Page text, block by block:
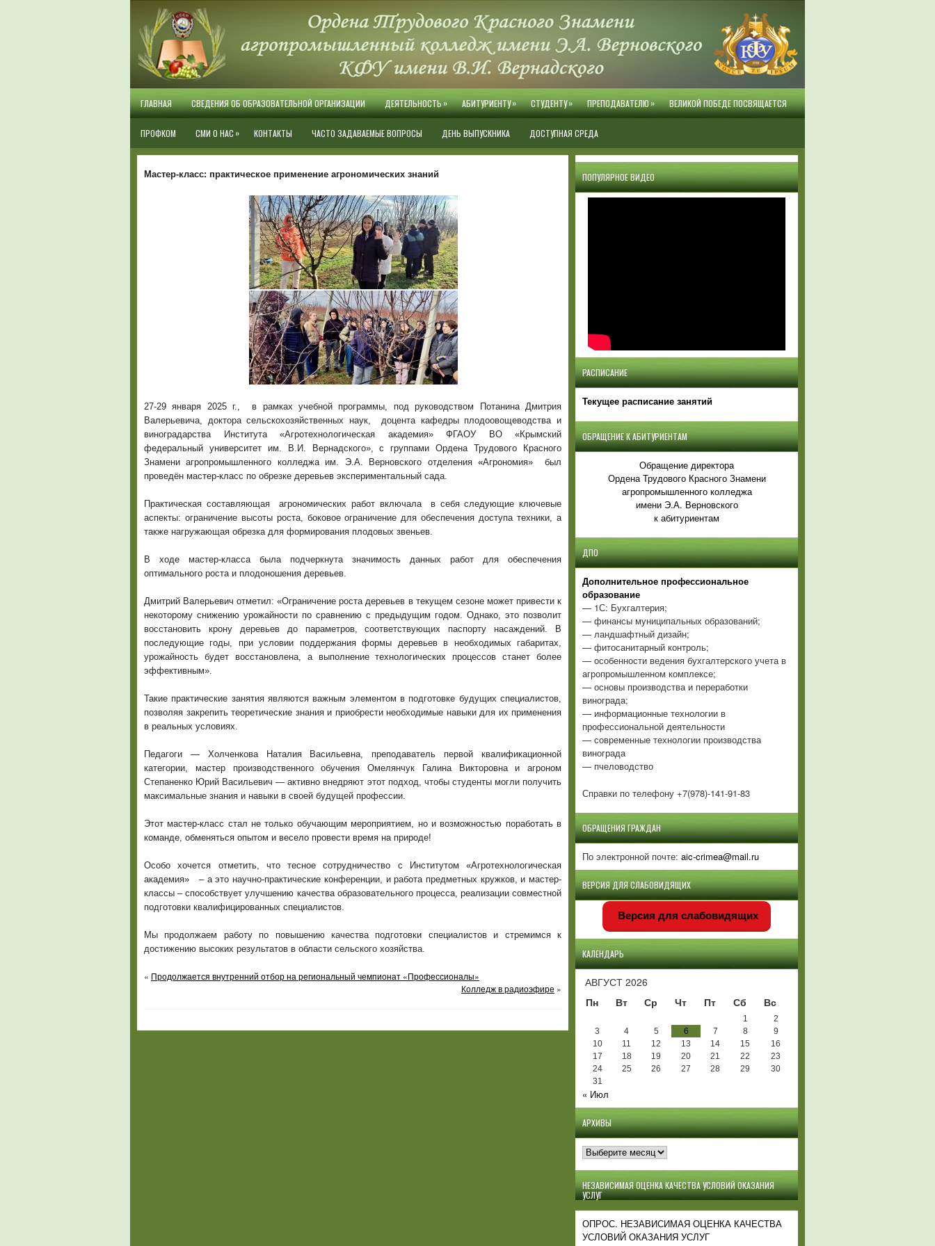
ГЛАВНАЯ СВЕДЕНИЯ ОБ ОБРАЗОВАТЕЛЬНОЙ ОРГАНИЗАЦИИ ДЕЯТЕЛЬНОСТЬ» АБИТУРИЕНТУ» СТУДЕНТУ» ПРЕПОДАВАТЕЛЮ» ВЕЛИКОЙ ПОБЕДЕ ПОСВЯЩАЕТСЯ
ПРОФКОМ СМИ О НАС » КОНТАКТЫ ЧАСТО ЗАДАВАЕМЫЕ ВОПРОСЫ ДЕНЬ ВЫПУСКНИКА ДОСТУПНАЯ СРЕДА
Мастер-класс: практическое применение агрономических знаний
27-29 января 2025 г., в рамках учебной программы, под руководством Потанина Дмитрия
Валерьевича, доктора сельскохозяйственных наук, доцента кафедры плодоовощеводства и
виноградарства Института «Агротехнологическая академия» ФГАОУ ВО «Крымский
федеральный университет им. В.И. Вернадского», с группами Ордена Трудового Красного
Знамени агропромышленного колледжа им. Э.А. Верновского отделения «Агрономия» был
проведён мастер-класс по обрезке деревьев экспериментальный сада.
Практическая составляющая агрономических работ включала в себя следующие ключевые
аспекты: ограничение высоты роста, боковое ограничение для обеспечения доступа техники, а
также нагружающая обрезка для формирования плодовых звеньев.
В ходе мастер-класса была подчеркнута значимость данных работ для обеспечения
оптимального роста и плодоношения деревьев.
Дмитрий Валерьевич отметил: «Ограничение роста деревьев в текущем сезоне может привести к
некоторому снижению урожайности по сравнению с предыдущим годом. Однако, это позволит
восстановить крону деревьев до параметров, соответствующих паспорту насаждений. В
последующие годы, при условии поддержания формы деревьев в необходимых габаритах,
урожайность будет восстановлена, а выполнение технологических процессов станет более
эффективным».
‍Такие практические занятия являются важным элементом в подготовке будущих специалистов,
позволяя закрепить теоретические знания и приобрести необходимые навыки для их применения
в реальных условиях.
Педагоги — Холченкова Наталия Васильевна, преподаватель первой квалификационной
категории, мастер производственного обучения Омелянчук Галина Викторовна и агроном
Степаненко Юрий Васильевич — активно внедряют этот подход, чтобы студенты могли получить
максимальные знания и навыки в своей будущей профессии.
Этот мастер-класс стал не только обучающим мероприятием, но и возможностью поработать в
команде, обменяться опытом и весело провести время на природе!
Особо хочется отметить, что тесное сотрудничество с Институтом «Агротехнологическая
академия» – а это научно-практические конференции, и работа предметных кружков, и мастер-
классы – способствует улучшению качества образовательного процесса, реализации совместной
подготовки квалифицированных специалистов.
Мы продолжаем работу по повышению качества подготовки специалистов и стремимся к
достижению высоких результатов в области сельского хозяйства.
« Продолжается внутренний отбор на региональный чемпионат «Профессионалы»
Колледж в радиоэфире »
ПОПУЛЯРНОЕ ВИДЕО
РАСПИСАНИЕ
Текущее расписание занятий
ОБРАЩЕНИЕ К АБИТУРИЕНТАМ
Обращение директора
Ордена Трудового Красного Знамени
агропромышленного колледжа
имени Э.А. Верновского
к абитуриентам
ДПО
Дополнительное профессиональное
образование
— 1С: Бухгалтерия;
— финансы муниципальных образований;
— ландшафтный дизайн;
— фитосанитарный контроль;
— особенности ведения бухгалтерского учета в
агропромышленном комплексе;
— основы производства и переработки
винограда;
— информационные технологии в
профессиональной деятельности
— современные технологии производства
винограда
— пчеловодство
Справки по телефону +7(978)-141-91-83
ОБРАЩЕНИЯ ГРАЖДАН
По электронной почте: aic-crimea@mail.ru
ВЕРСИЯ ДЛЯ СЛАБОВИДЯЩИХ
Версия для слабовидящих
КАЛЕНДАРЬ
АВГУСТ 2026
Пн
Вт Ср Чт Пт Сб Вс
1
2
3
4 5 6 7 8
9
10
11 12 13 14 15
16
17
18 19 20 21 22
23
24
25 26 27 28 29
30
31
« Июл
АРХИВЫ
Архивы
НЕЗАВИСИМАЯ ОЦЕНКА КАЧЕСТВА УСЛОВИЙ ОКАЗАНИЯ
УСЛУГ
ОПРОС. НЕЗАВИСИМАЯ ОЦЕНКА КАЧЕСТВА
УСЛОВИЙ ОКАЗАНИЯ УСЛУГ